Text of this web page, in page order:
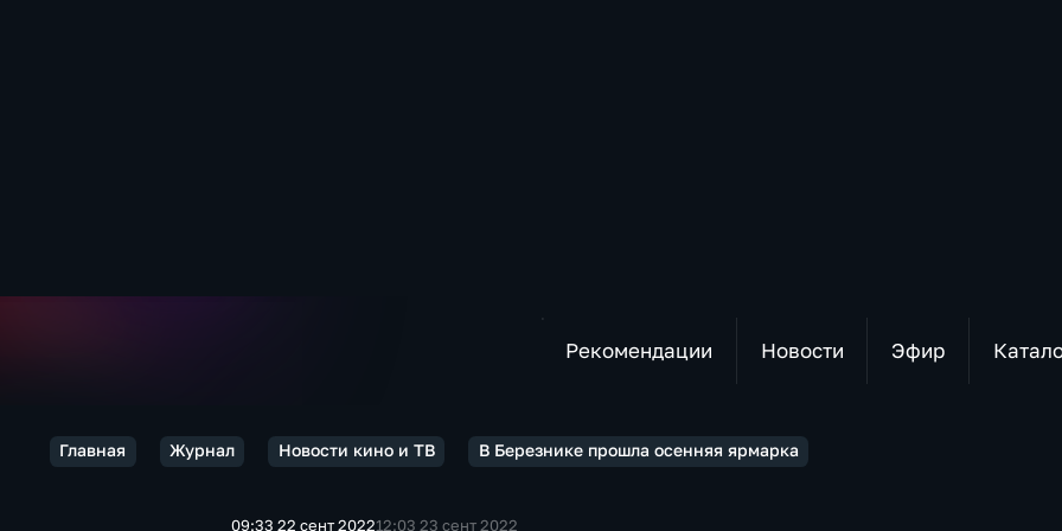
Рекомендации Новости Эфир
Главная Журнал Новости кино и ТВ В Березнике прошла осенняя ярмарка
09:33 22 сент 202212:03 23 сент 2022